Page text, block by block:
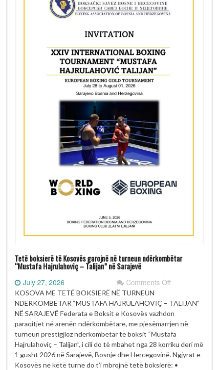
Tetë boksierë të Kosovës garojnë në turneun ndërkombëtar
“Mustafa Hajrulahoviç – Talijan” në Sarajevë
July 27, 2026 Comments Offon
boksierë
të Kosovës
garojnë
në turneun
ndërkombëtar
“Mustafa
–
KOSOVA ME TETË BOKSIERË NË TURNEUN
NDËRKOMBËTAR “MUSTAFA HAJRULAHOVIÇ – TALIJAN”
NË SARAJEVË Federata e Boksit e Kosovës vazhdon
paraqitjet në arenën ndërkombëtare, me pjesëmarrjen në
turneun prestigjioz ndërkombëtar të boksit “Mustafa
Hajrulahoviç – Talijan”, i cili do të mbahet nga 28 korriku deri më
1 gusht 2026 në Sarajevë, Bosnje dhe Hercegovinë. Ngjyrat e
Kosovës në këtë turne do t’i mbrojnë tetë boksierë: •